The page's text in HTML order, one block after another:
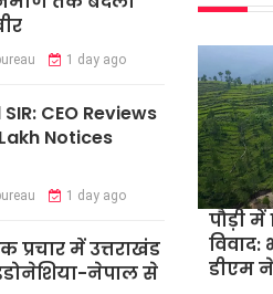
1 day ago
CEO Reviews
Notices
1 day ago
प्रचार में उत्तराखंड
नेपाल से
पौड़ी
डीएम